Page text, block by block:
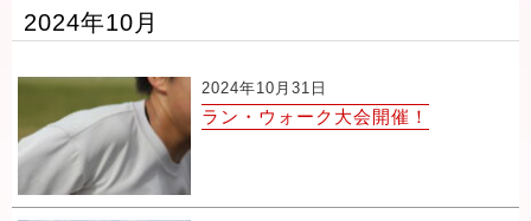
2024年10月
2024年10月31日
ラン・ウォーク大会開催！